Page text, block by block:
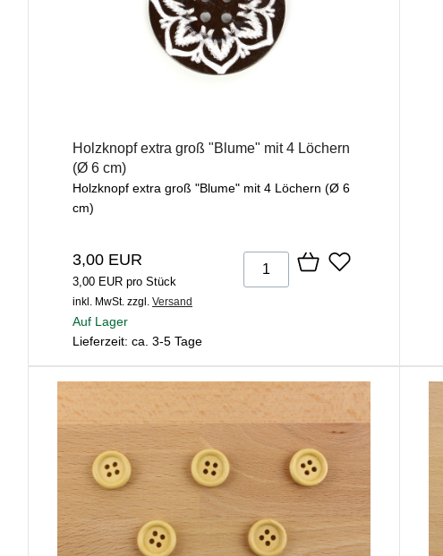
Holzknopf extra groß "Blume" mit 4 Löchern
(Ø 6 cm)
Holzknopf extra groß "Blume" mit 4 Löchern (Ø 6
cm)
3,00 EUR
3,00 EUR pro Stück
inkl. MwSt. zzgl. Versand
Auf Lager
Lieferzeit: ca. 3-5 Tage